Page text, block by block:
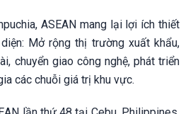
ASEAN mang lại lợi ích thiết
Mở rộng thị trường xuất khẩu,
chuyển giao công nghệ, phát triển
các chuỗi giá trị khu vực.